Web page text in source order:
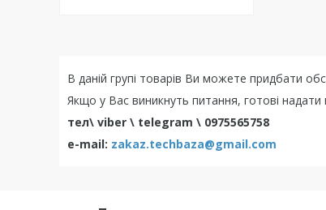
В даній групі товарів Ви можете придбати
Якщо у Вас виникнуть питання, готові надати
тел\ viber \ telegram \ 0975565758
e-mail: zakaz.techbaza@gmail.com